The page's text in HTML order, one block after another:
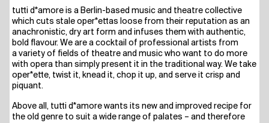
tut­ti d*amore is a Ber­lin-based music and theat­re coll­ec­ti­ve
which cuts sta­le oper*ettas loo­se from their repu­ta­ti­on as an
ana­chro­ni­stic, dry art form and infu­ses them with authen­tic,
bold fla­vour. We are a cock­tail of pro­fes­sio­nal artists from
a varie­ty of fields of theat­re and music who want to do more
with ope­ra than sim­ply pre­sent it in the tra­di­tio­nal way. We take
oper*ette, twist it, knead it, chop it up, and ser­ve it crisp and
piquant.
Abo­ve all, tut­ti d*amore wants its new and impro­ved reci­pe for
the old gen­re to suit a wide ran­ge of pala­tes – and the­r­e­fo­re